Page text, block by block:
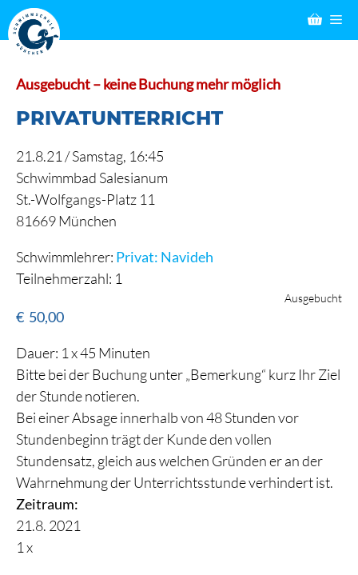
Zum
Inhalt
springen
Ausgebucht – keine Buchung mehr möglich
PRIVATUNTERRICHT
21.8.21 /Samstag, 16:45
Schwimmbad Salesianum
St.-Wolfgangs-Platz 11
81669 München
Schwimmlehrer: Privat: Navideh
Teilnehmerzahl: 1
Ausgebucht
€ 50,00
Dauer: 1 x 45 Minuten
Bitte bei der Buchung unter „Bemerkung“ kurz Ihr Ziel
der Stunde notieren.
Bei einer Absage innerhalb von 48 Stunden vor
Stundenbeginn trägt der Kunde den vollen
Stundensatz, gleich aus welchen Gründen er an der
Wahrnehmung der Unterrichtsstunde verhindert ist.
Zeitraum:
21.8. 2021
1 x